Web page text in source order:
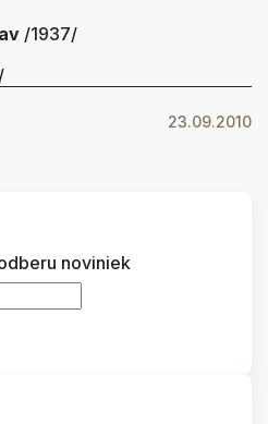
/1937/
23.09.2010
noviniek